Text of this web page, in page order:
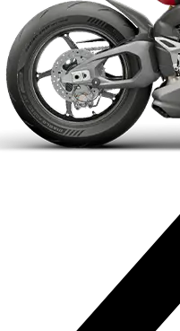
111 hp Výkon
91,1 Nm Krútiaci moment
175 kg Váha bez benzínu
Konfigurátor Objavte viac
newMonster +
Monster +
111 hp Výkon
91,1 Nm Krútiaci moment
175 kg Váha bez benzínu